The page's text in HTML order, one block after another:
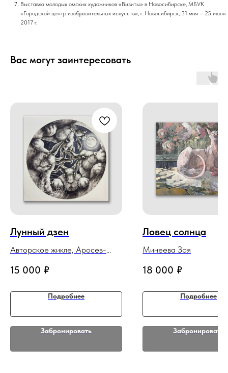
Выставка молодых омских художников «Визиты» в Новосибирске, МБУК
«Городской центр изобразительных искусств», г. Новосибирск, 31 мая – 25 июня
2017 г.
Вас могут заинтересовать
Лунный дзен
Авторское жикле, Аросев-
15 000 ₽
Подробнее
Забронировать
Ловец солнца
Минеева Зоя
18 000 ₽
Подробнее
Забронировать